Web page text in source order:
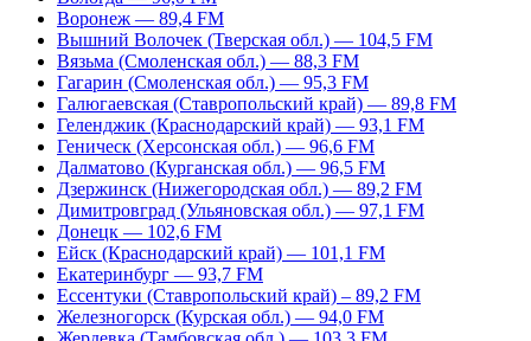
Воронеж — 89,4 FM
Вышний Волочек (Тверская обл.) — 104,5 FM
Вязьма (Смоленская обл.) — 88,3 FM
Гагарин (Смоленская обл.) — 95,3 FM
Галюгаевская (Ставропольский край) — 89,8 FM
Геленджик (Краснодарский край) — 93,1 FM
Геническ (Херсонская обл.) — 96,6 FM
Далматово (Курганская обл.) — 96,5 FM
Дзержинск (Нижегородская обл.) — 89,2 FM
Димитровград (Ульяновская обл.) — 97,1 FM
Донецк — 102,6 FM
Ейск (Краснодарский край) — 101,1 FM
Екатеринбург — 93,7 FM
Ессентуки (Ставропольский край) – 89,2 FM
Железногорск (Курская обл.) — 94,0 FM